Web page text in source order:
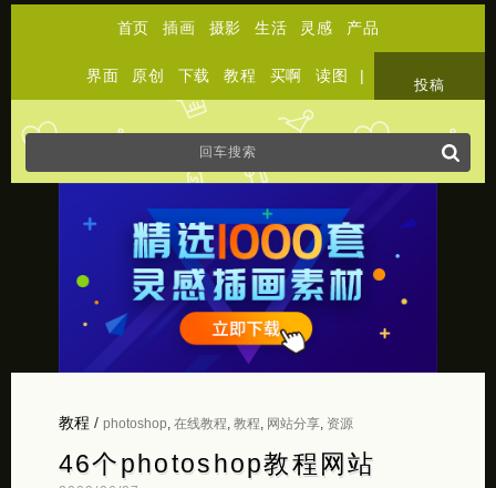
首页 插画 摄影 生活 灵感 产品
界面 原创 下载 教程 买啊 读图 |
投稿
教程 / photoshop 在线教程 教程 网站分享, 资源
46个photoshop教程网站